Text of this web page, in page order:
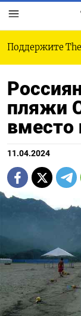
Поддержите
пляжи
вместо
11.04.2024